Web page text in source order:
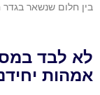
בין חלום שנשאר בגדר
אמהות